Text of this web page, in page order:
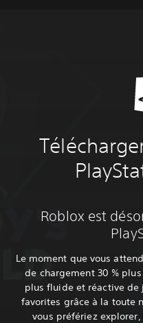
Roblox est
Le moment que vous
de chargement 30 %
plus fluide et réactive de
favorites grâce à la toute
vous préfériez